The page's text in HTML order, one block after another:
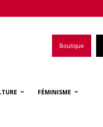
Boutique
FÉMINISME